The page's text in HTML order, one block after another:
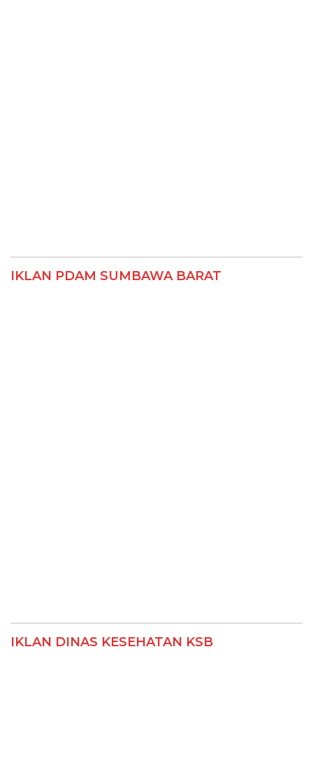
IKLAN PDAM SUMBAWA BARAT
IKLAN DINAS KESEHATAN KSB